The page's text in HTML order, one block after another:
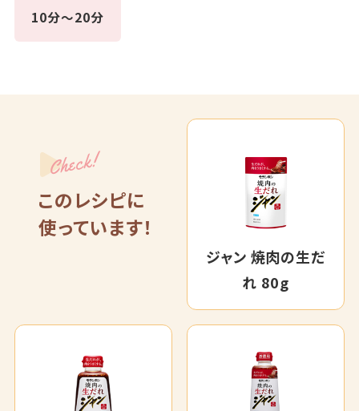
10分～20分
Check!
このレシピに
使っています！
ジャン 焼肉の生だ
れ 80g